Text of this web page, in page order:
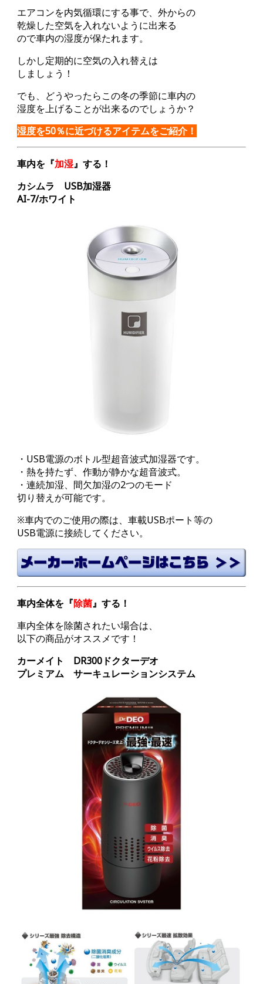
エアコンを内気循環にする事で、外からの
乾燥した空気を入れないように出来る
ので車内の湿度が保たれます。
しかし定期的に空気の入れ替えは
しましょう！
でも、どうやったらこの冬の季節に車内の
湿度を上げることが出来るのでしょうか？
湿度を50％に近づけるアイテムをご紹介！
車内を『加湿』する！
カシムラ USB加湿器
AI-7/ホワイト
・USB電源のボトル型超音波式加湿器です。
・熱を持たず、作動が静かな超音波式。
・連続加湿、間欠加湿の2つのモード
切り替えが可能です。
※車内でのご使用の際は、車載USBポート等の
USB電源に接続してください。
車内全体を『除菌』する！
車内全体を除菌されたい場合は、
以下の商品がオススメです！
カーメイト DR300ドクターデオ
プレミアム サーキュレーションシステム